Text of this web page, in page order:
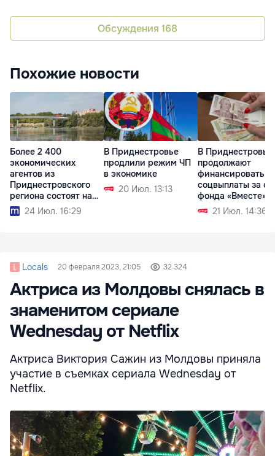
Обсуждения 168
Похожие новости
Более 2 400
экономических
агентов из
Приднестровского
региона состоят на
учёте в АГУ
24 Июл. 16:29
В Приднестровье
продлили режим ЧП
в экономике
20 Июл. 13:13
В Приднестровье
продолжают
финансировать
соцвыплаты за
фонда «Вместе»
21 Июл. 14:36
Locals 20 февраля 2023, 21:05 32 324
Актриса из Молдовы снялась в
знаменитом сериале
Wednesday от Netflix
Актриса Виктория Сажин из Молдовы приняла
участие в съемках сериала Wednesday от
Netflix.